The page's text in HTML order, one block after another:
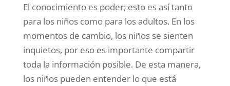
El conocimiento es poder; esto es así tanto
para los niños como para los adultos. En los
momentos de cambio, los niños se sienten
inquietos, por eso es importante compartir
toda la información posible. De esta manera,
los niños pueden entender lo que está